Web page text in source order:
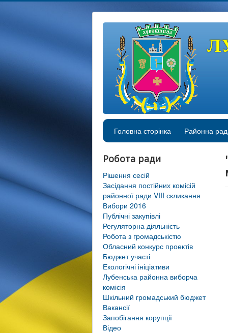
Головна сторінка Районна
Робота ради
Рішення сесій
Засідання постійних комісій
районної ради VIII скликання
Вибори 2016
Публічні закупівлі
Регуляторна діяльність
Робота з громадськістю
Обласний конкурс проектів
Бюджет участі
Екологічні ініціативи
Лубенська районна виборча
комісія
Шкільний громадський бюджет
Вакансії
Запобігання корупції
Відео